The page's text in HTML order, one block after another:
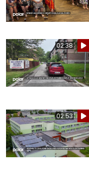
02:38
02:53